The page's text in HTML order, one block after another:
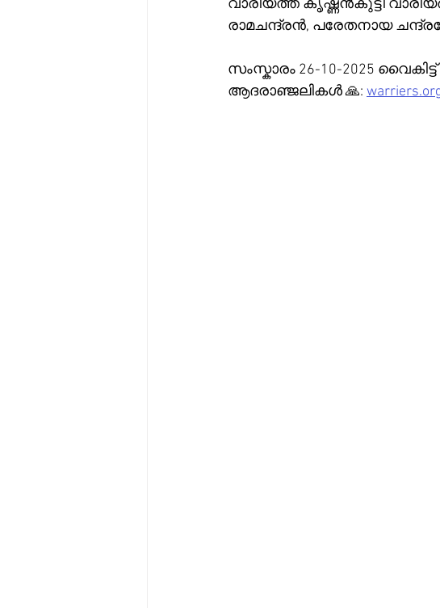
വാരിയത്ത് കൃഷ്ണൻകുട്ടി വാരിയർ. മക്കൾ
രാമചന്ദ്രൻ, പരേതനായ
സംസ്കാരം 26-10-2025
ആദരാഞ്ജലികൾ 🙏: